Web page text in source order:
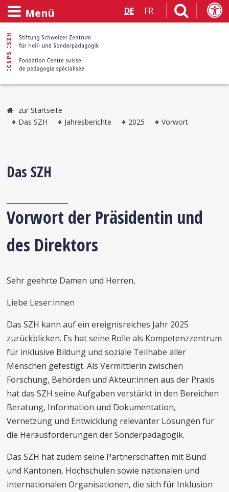
Menü DE FR
zur Startseite
Das SZH
Jahresberichte 2025 Vorwort
Das SZH
Vorwort der Präsidentin und
des Direktors
Sehr geehrte Damen und Herren,
Liebe Leser:innen
Das SZH kann auf ein ereignisreiches Jahr 2025
zurückblicken. Es hat seine Rolle als Kompetenzzentrum
für inklusive Bildung und soziale Teilhabe aller
Menschen gefestigt. Als Vermittlerin zwischen
Forschung, Behörden und Akteur:innen aus der Praxis
hat das SZH seine Aufgaben verstärkt in den Bereichen
Beratung, Information und Dokumentation,
Vernetzung und Entwicklung relevanter Lösungen für
die Herausforderungen der Sonderpädagogik.
Das SZH hat zudem seine Partnerschaften mit Bund
und Kantonen, Hochschulen sowie nationalen und
internationalen Organisationen, die sich für Inklusion